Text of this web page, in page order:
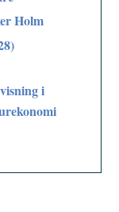
Holm
i